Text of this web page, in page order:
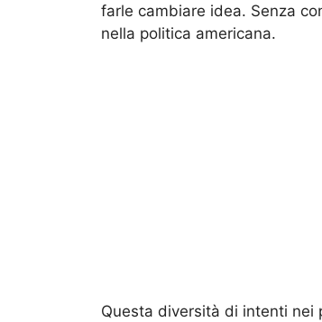
farle cambiare idea. Senza
nella politica americana.
Questa diversità di intenti nei